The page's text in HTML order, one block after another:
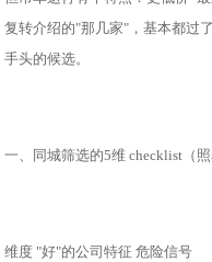
复转介绍的"那几家"，基本都
手头的候选。
一、同城筛选的5维 checklist（
维度 "好"的公司特征 危险信号